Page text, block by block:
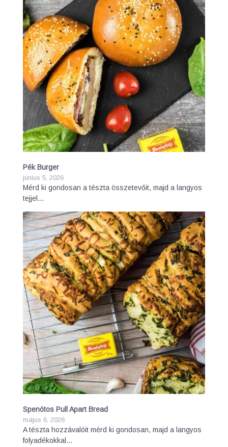
Pék Burger
június 5, 2026
Mérd ki gondosan a tészta összetevőit, majd a langyos
tejjel…
Spenótos Pull Apart Bread
május 6, 2026
A tészta hozzávalóit mérd ki gondosan, majd a langyos
folyadékokkal…